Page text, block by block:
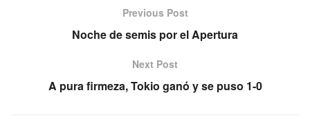
Previous Post
Noche de semis por el Apertura
Next Post
A pura firmeza, Tokio ganó y se puso 1-0